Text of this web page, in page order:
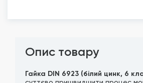
Опис товару
Гайка DIN 6923 (білий цинк, 6